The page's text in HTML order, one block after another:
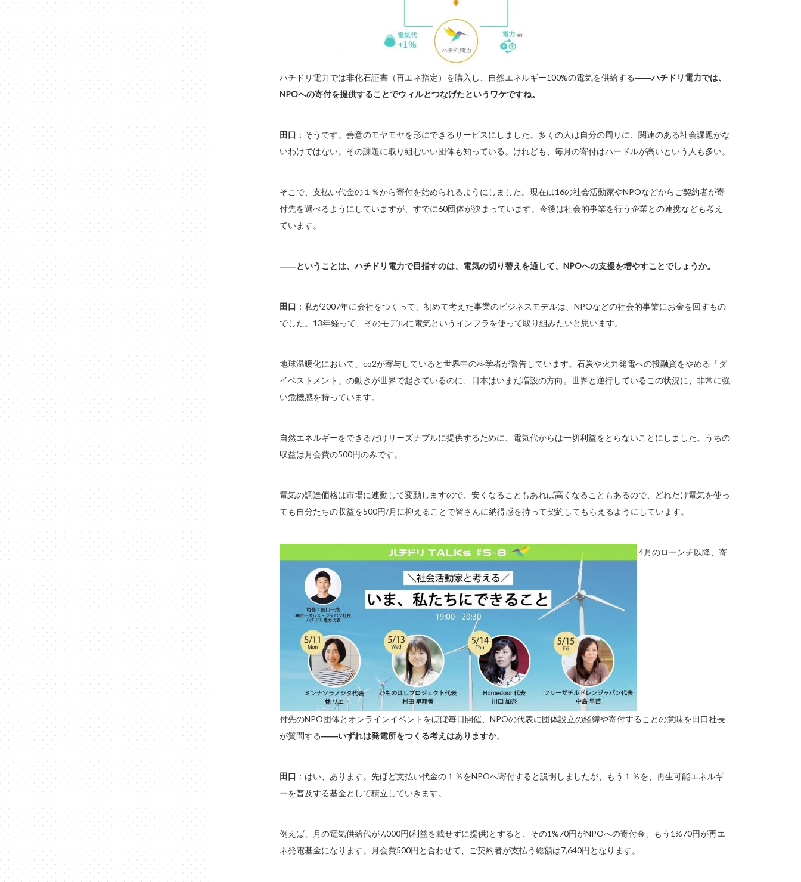
ハチドリ電力では非化石証書（再エネ指定）を購入し、自然エネルギー100%の電気を供給する――ハチドリ電力では、
NPOへの寄付を提供することでウィルとつなげたというワケですね。
田口 ：そうです。善意のモヤモヤを形にできるサービスにしました。多くの人は自分の周りに、関連のある社会課題がな
いわけではない。その課題に取り組むいい団体も知っている。けれども、毎月の寄付はハードルが高いという人も多い。
そこで、支払い代金の１％から寄付を始められるようにしました。現在は16の社会活動家やNPOなどからご契約者が寄
付先を選べるようにしていますが、すでに60団体が決まっています。今後は社会的事業を行う企業との連携なども考え
ています。
――ということは、ハチドリ電力で目指すのは、電気の切り替えを通して、NPOへの支援を増やすことでしょうか。
田口 ：私が2007年に会社をつくって、初めて考えた事業のビジネスモデルは、NPOなどの社会的事業にお金を回すもの
でした。13年経って、そのモデルに電気というインフラを使って取り組みたいと思います。
地球温暖化において、co2が寄与していると世界中の科学者が警告しています。石炭や火力発電への投融資をやめる「ダ
イベストメント」の動きが世界で起きているのに、日本はいまだ増設の方向。世界と逆行しているこの状況に、非常に強
い危機感を持っています。
自然エネルギーをできるだけリーズナブルに提供するために、電気代からは一切利益をとらないことにしました。うちの
収益は月会費の500円のみです。
電気の調達価格は市場に連動して変動しますので、安くなることもあれば高くなることもあるので、どれだけ電気を使っ
ても自分たちの収益を500円/月に抑えることで皆さんに納得感を持って契約してもらえるようにしています。
4月のローンチ以降、寄
付先のNPO団体とオンラインイベントをほぼ毎日開催、NPOの代表に団体設立の経緯や寄付することの意味を田口社長
が質問する――いずれは発電所をつくる考えはありますか。
田口 ：はい、あります。先ほど支払い代金の１％をNPOへ寄付すると説明しましたが、もう１％を、再生可能エネルギ
ーを普及する基金として積立していきます。
例えば、月の電気供給代が7,000円(利益を載せずに提供)とすると、その1%70円がNPOへの寄付金、もう1%70円が再エ
ネ発電基金になります。月会費500円と合わせて、ご契約者が支払う総額は7,640円となります。